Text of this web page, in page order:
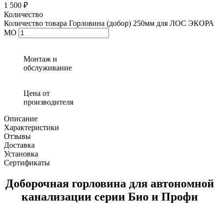
1 500 ₽
Количество
Количество товара Горловина (добор) 250мм для ЛОС ЭКОРА
МО
Монтаж и
обслуживание
Цена от
производителя
Описание
Характеристики
Отзывы
Доставка
Установка
Сертификаты
Доборочная горловина для автономной
канализации серии Био и Профи